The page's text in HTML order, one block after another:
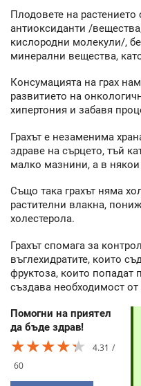
Плодовете на
антиоксиданти /
кислородни молекули/,
минерални вещества,
Консумацията на грах
развитието на
хипертония и забавя
Грахът е незаменима
здраве на сърцето, тъй
малко мазнини, а в
Също така грахът няма
растителни влакна,
холестерола.
Грахът спомага за
въглехидратите, които
фруктоза, които попадат
създава необходимост
Помогни на приятел
да бъде здрав!
★★★★★
★★★★★
★★★★★
4.31
60